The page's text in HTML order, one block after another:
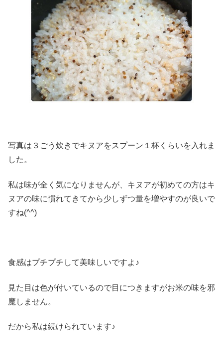
写真は３ごう炊きでキヌアをスプーン１杯くらいを入れま
した。
私は味が全く気になりませんが、キヌアが初めての方はキ
ヌアの味に慣れてきてから少しずつ量を増やすのが良いで
すね(^^)
食感はプチプチして美味しいですよ♪
見た目は色が付いているので目につきますがお米の味を邪
魔しません。
だから私は続けられています♪